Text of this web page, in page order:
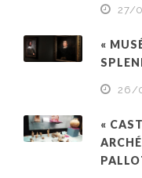
27/
«
26/
«